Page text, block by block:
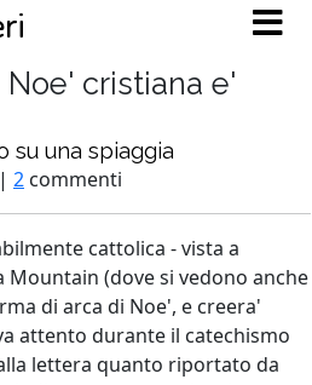
cristiana e'
su una spiaggia
| 2 commenti
cattolica - vista a
Mountain (dove si vedono anche
di arca di Noe', e creera'
attento durante il catechismo
lettera quanto riportato da